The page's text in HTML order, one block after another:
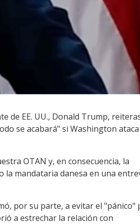
de EE. UU., Donald Trump,
se acabará" si Washington ataca
OTAN y, en consecuencia, la
la mandataria danesa en una
por su parte, a evitar el "pánico"
a estrechar la relación con